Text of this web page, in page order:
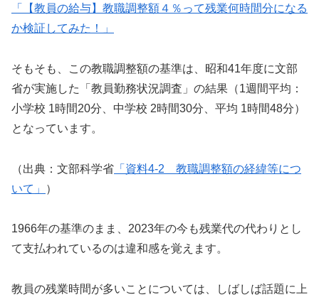
「【教員の給与】教職調整額４％って残業何時間分になる
か検証してみた！」
そもそも、この教職調整額の基準は、昭和41年度に文部
省が実施した「教員勤務状況調査」の結果（1週間平均：
小学校 1時間20分、中学校 2時間30分、平均 1時間48分）
となっています。
（出典：文部科学省 「資料4‐2 教職調整額の経緯等につ
いて」
）
1966年の基準のまま、2023年の今も残業代の代わりとし
て支払われているのは違和感を覚えます。
教員の残業時間が多いことについては、しばしば話題に上